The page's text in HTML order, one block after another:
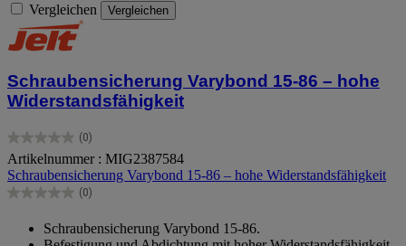
Vergleichen Vergleichen
Schraubensicherung Varybond 15-86 – hohe
Widerstandsfähigkeit
(0)
0.0
von
5
Sternen.
Artikelnummer : MIG2387584
Schraubensicherung Varybond 15-86 – hohe Widerstandsfähigkeit
(0)
0.0
Schraubensicherung Varybond 15-86.